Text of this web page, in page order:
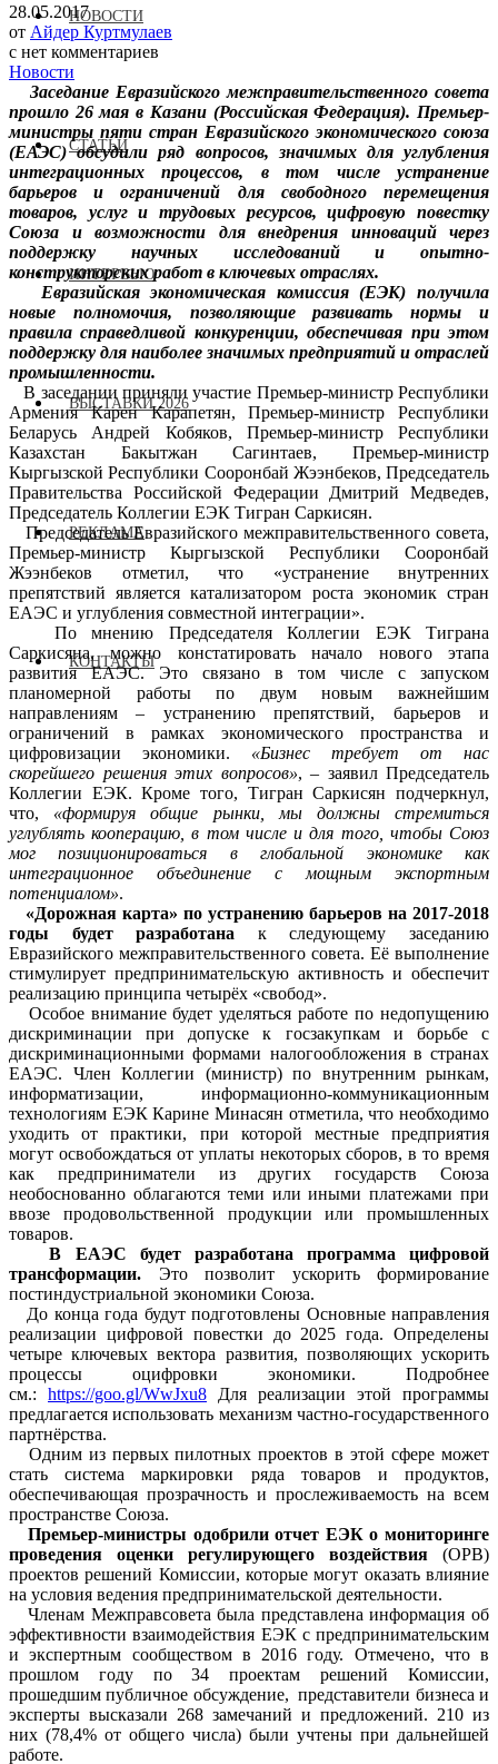
НОВОСТИ
СТАТЬИ
ИНТЕРВЬЮ
ВЫСТАВКИ 2026
РЕКЛАМА
КОНТАКТЫ
28.05.2017
от Айдер Куртмулаев
с нет комментариев
Новости
Заседание Евразийского межправительственного совета
прошло 26 мая в Казани (Российская Федерация). Премьер-
министры пяти стран Евразийского экономического союза
(ЕАЭС) обсудили ряд вопросов, значимых для углубления
интеграционных процессов, в том числе устранение
барьеров и ограничений для свободного перемещения
товаров, услуг и трудовых ресурсов, цифровую повестку
Союза и возможности для внедрения инноваций через
поддержку научных исследований и опытно-
конструкторских работ в ключевых отраслях.
Евразийская экономическая комиссия (ЕЭК) получила
новые полномочия, позволяющие развивать нормы и
правила справедливой конкуренции, обеспечивая при этом
поддержку для наиболее значимых предприятий и отраслей
промышленности.
В заседании приняли участие Премьер-министр Республики
Армения Карен Карапетян, Премьер-министр Республики
Беларусь Андрей Кобяков, Премьер-министр Республики
Казахстан Бакытжан Сагинтаев, Премьер-министр
Кыргызской Республики Сооронбай Жээнбеков, Председатель
Правительства Российской Федерации Дмитрий Медведев,
Председатель Коллегии ЕЭК Тигран Саркисян.
Председатель Евразийского межправительственного совета,
Премьер-министр Кыргызской Республики Сооронбай
Жээнбеков отметил, что «устранение внутренних
препятствий является катализатором роста экономик стран
ЕАЭС и углубления совместной интеграции».
По мнению Председателя Коллегии ЕЭК Тиграна
Саркисяна, можно констатировать начало нового этапа
развития ЕАЭС. Это связано в том числе с запуском
планомерной работы по двум новым важнейшим
направлениям – устранению препятствий, барьеров и
ограничений в рамках экономического пространства и
цифровизации экономики. «Бизнес требует от нас
скорейшего решения этих вопросов», – заявил Председатель
Коллегии ЕЭК. Кроме того, Тигран Саркисян подчеркнул,
что, «формируя общие рынки, мы должны стремиться
углублять кооперацию, в том числе и для того, чтобы Союз
мог позиционироваться в глобальной экономике как
интеграционное объединение с мощным экспортным
потенциалом».
«Дорожная карта» по устранению барьеров на 2017-2018
годы будет разработана к следующему заседанию
Евразийского межправительственного совета. Её выполнение
стимулирует предпринимательскую активность и обеспечит
реализацию принципа четырёх «свобод».
Особое внимание будет уделяться работе по недопущению
дискриминации при допуске к госзакупкам и борьбе с
дискриминационными формами налогообложения в странах
ЕАЭС. Член Коллегии (министр) по внутренним рынкам,
информатизации, информационно-коммуникационным
технологиям ЕЭК Карине Минасян отметила, что необходимо
уходить от практики, при которой местные предприятия
могут освобождаться от уплаты некоторых сборов, в то время
как предприниматели из других государств Союза
необоснованно облагаются теми или иными платежами при
ввозе продовольственной продукции или промышленных
товаров.
В ЕАЭС будет разработана программа цифровой
трансформации. Это позволит ускорить формирование
постиндустриальной экономики Союза.
До конца года будут подготовлены Основные направления
реализации цифровой повестки до 2025 года. Определены
четыре ключевых вектора развития, позволяющих ускорить
процессы оцифровки экономики. Подробнее
см.: https://goo.gl/WwJxu8 Для реализации этой программы
предлагается использовать механизм частно-государственного
партнёрства.
Одним из первых пилотных проектов в этой сфере может
стать система маркировки ряда товаров и продуктов,
обеспечивающая прозрачность и прослеживаемость на всем
пространстве Союза.
Премьер-министры одобрили отчет ЕЭК о мониторинге
проведения оценки регулирующего воздействия (ОРВ)
проектов решений Комиссии, которые могут оказать влияние
на условия ведения предпринимательской деятельности.
Членам Межправсовета была представлена информация об
эффективности взаимодействия ЕЭК с предпринимательским
и экспертным сообществом в 2016 году. Отмечено, что в
прошлом году по 34 проектам решений Комиссии,
прошедшим публичное обсуждение, представители бизнеса и
эксперты высказали 268 замечаний и предложений. 210 из
них (78,4% от общего числа) были учтены при дальнейшей
работе.